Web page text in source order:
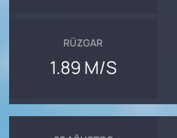
RÜZGAR
1.89 M/S